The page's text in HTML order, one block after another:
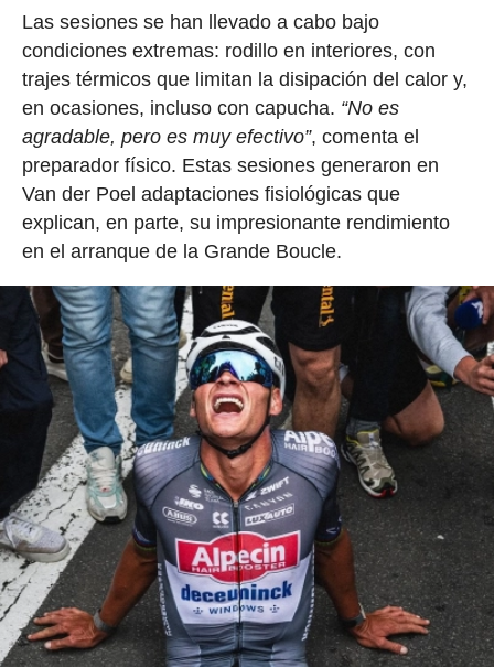
Las sesiones se han llevado a cabo bajo
condiciones extremas: rodillo en interiores, con
trajes térmicos que limitan la disipación del calor y,
en ocasiones, incluso con capucha. “No es
agradable, pero es muy efectivo”, comenta el
preparador físico. Estas sesiones generaron en
Van der Poel adaptaciones fisiológicas que
explican, en parte, su impresionante rendimiento
en el arranque de la Grande Boucle.